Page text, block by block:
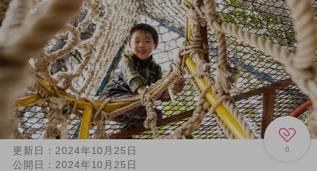
0
更新日： 2024年10月25日
公開日： 2024年10月25日